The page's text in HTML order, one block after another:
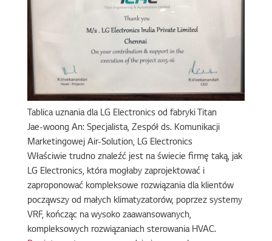
Tablica uznania dla LG Electronics od fabryki Titan
Jae-woong An: Specjalista, Zespół ds. Komunikacji
Marketingowej Air-Solution, LG Electronics
Właściwie trudno znaleźć jest na świecie firmę taką, jak
LG Electronics, która mogłaby zaprojektować i
zaproponować kompleksowe rozwiązania dla klientów
począwszy od małych klimatyzatorów, poprzez systemy
VRF, kończąc na wysoko zaawansowanych,
kompleksowych rozwiązaniach sterowania HVAC.